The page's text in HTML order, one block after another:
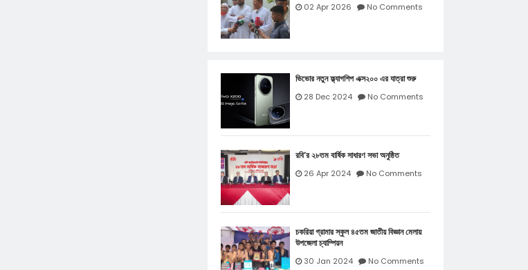
02 Apr 2026 No Comments
ভিভোর নতুন ফ্ল্যাগশিপ এক্স২০০ এর যাত্রা শুরু
28 Dec 2024 No Comments
রবি’র ২৮তম বার্ষিক সাধারণ সভা অনুষ্ঠিত
26 Apr 2024 No Comments
চকরিয়া গ্রামার স্কুল ৪৫তম জাতীয় বিজ্ঞান মেলায়
উপজেলা চ্যাম্পিয়ন
30 Jan 2024 No Comments